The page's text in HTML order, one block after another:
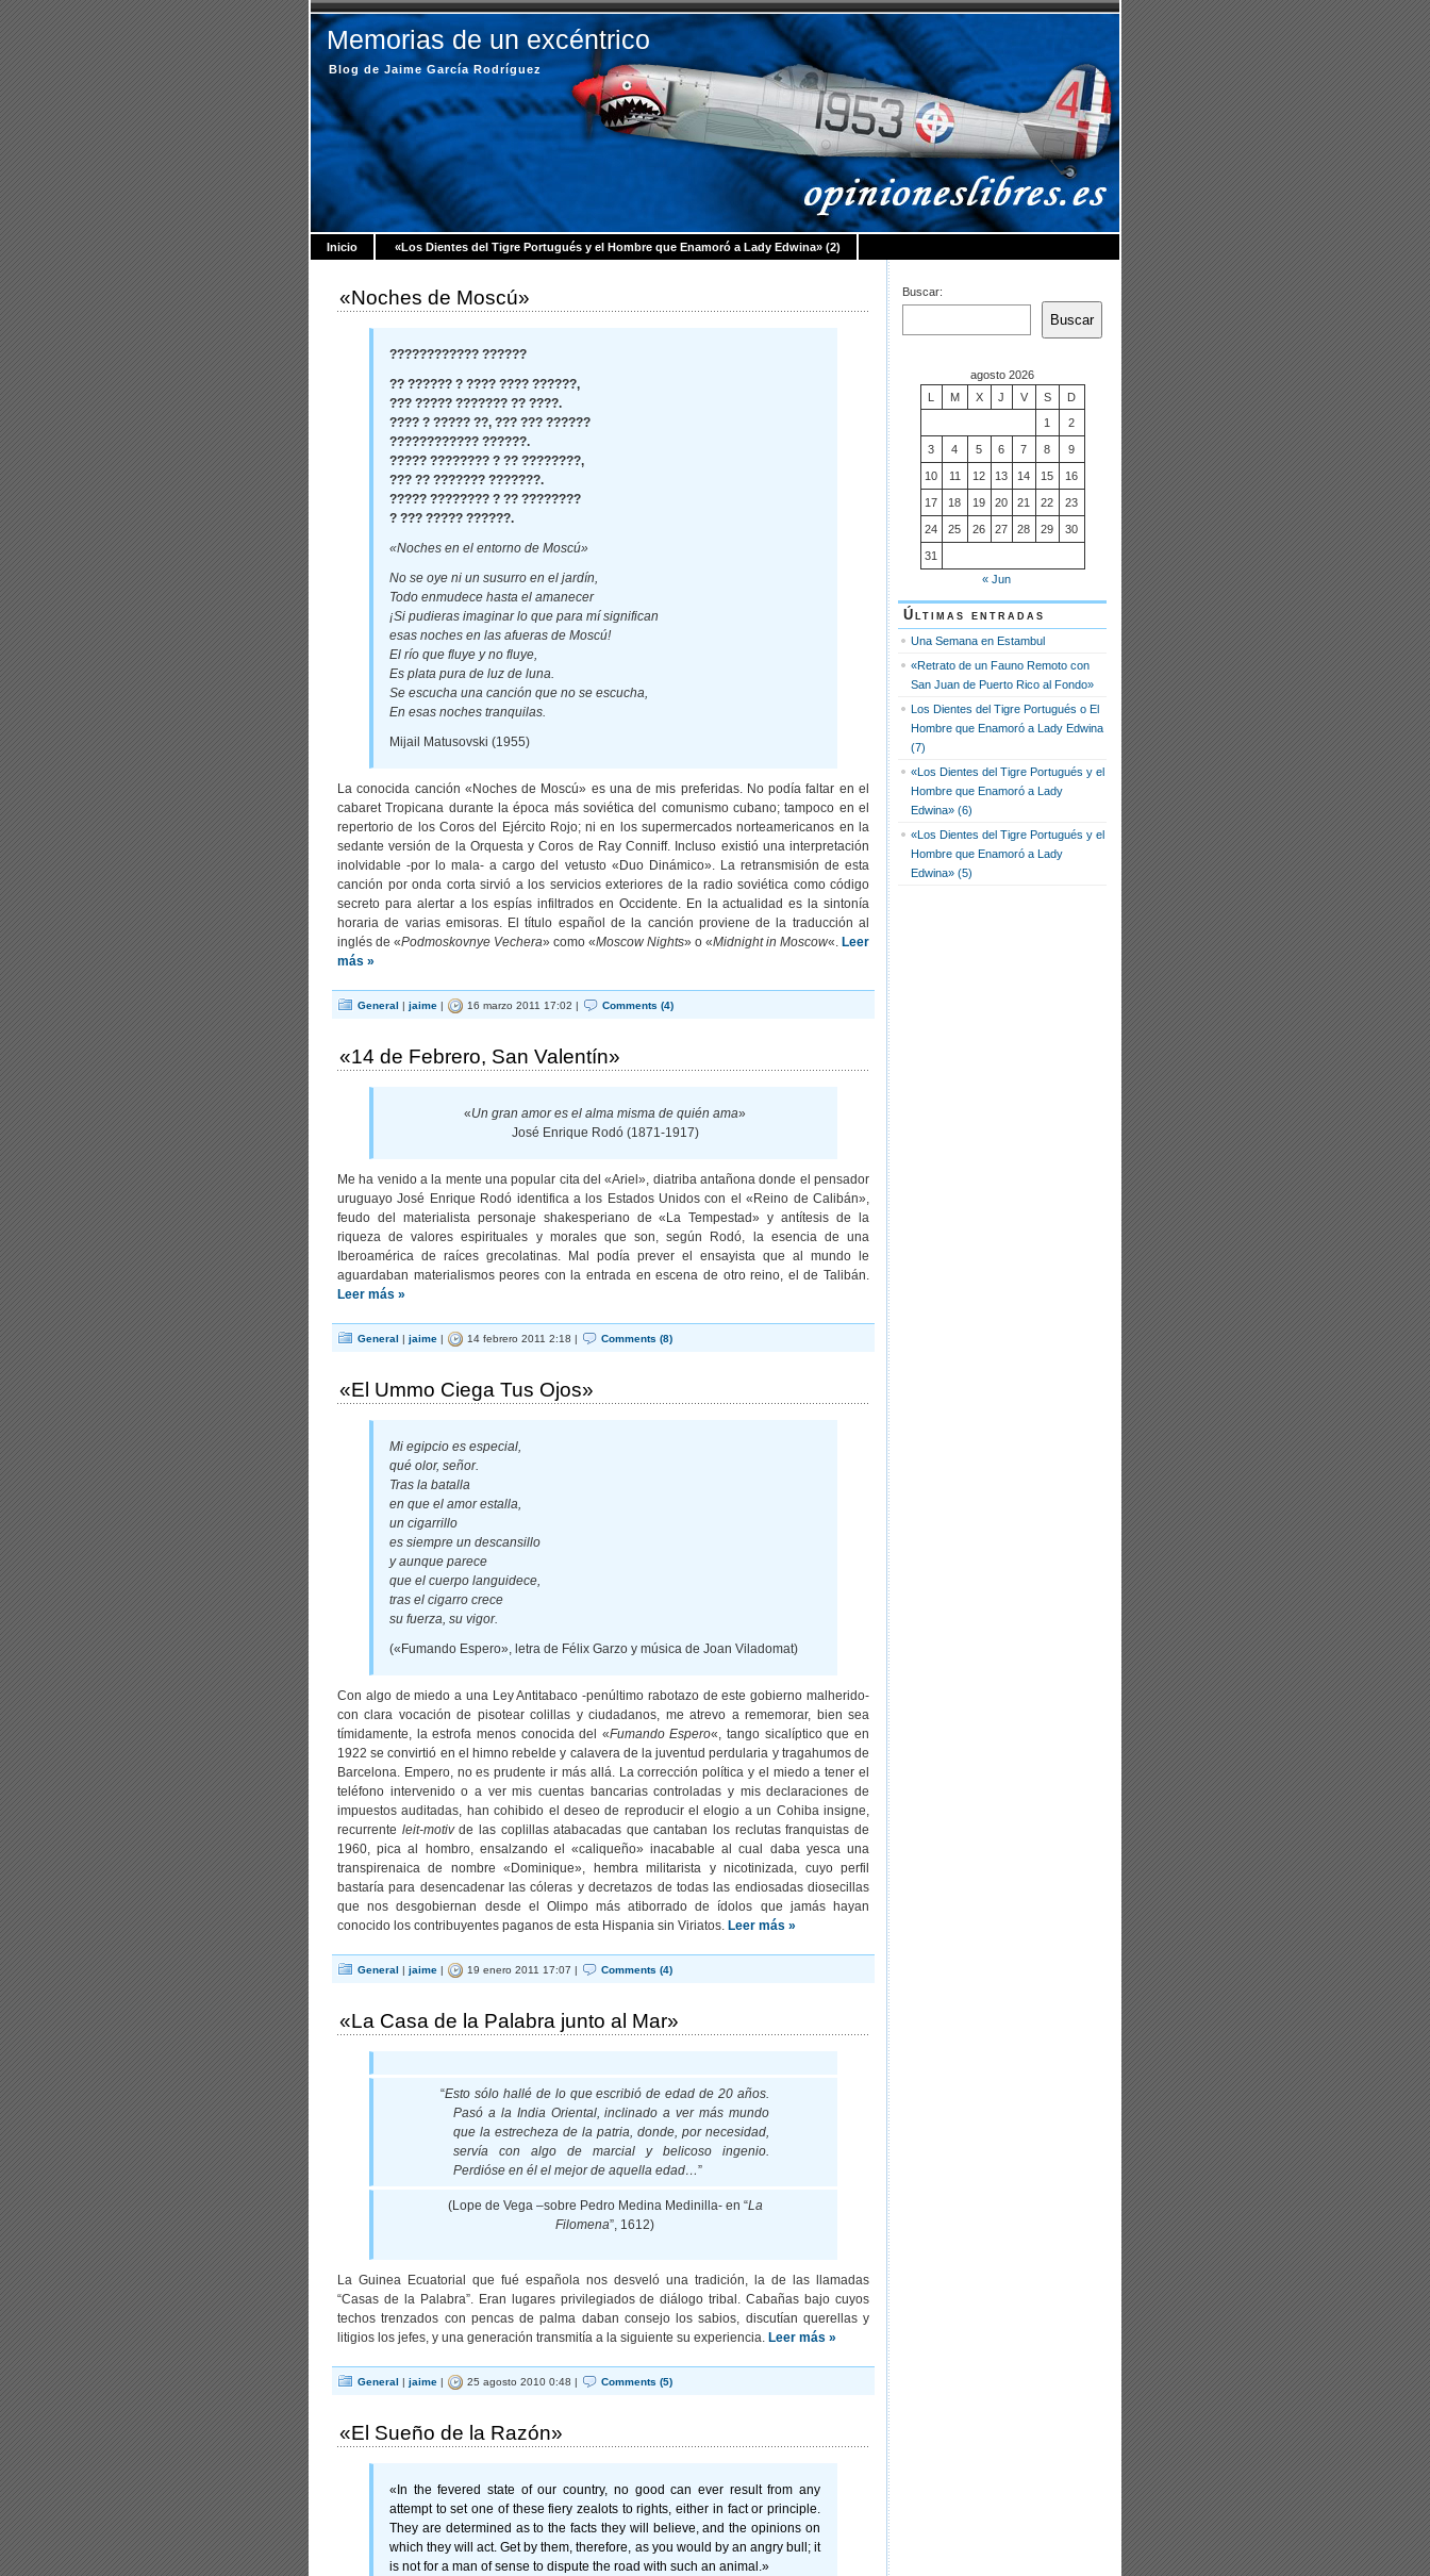
Memorias de un excéntrico
Blog de Jaime García Rodríguez
Inicio «Los Dientes del Tigre Portugués y el Hombre que Enamoró a Lady Edwina» (2)
«Noches de Moscú»
???????????? ??????
?? ?????? ? ???? ???? ??????,
??? ????? ??????? ?? ????.
???? ? ????? ??, ??? ??? ??????
???????????? ??????.
????? ???????? ? ?? ????????,
??? ?? ??????? ???????.
????? ???????? ? ?? ????????
? ??? ????? ??????.
«Noches en el entorno de Moscú»
No se oye ni un susurro en el jardín,
Todo enmudece hasta el amanecer
¡Si pudieras imaginar lo que para mí significan
esas noches en las afueras de Moscú!
El río que fluye y no fluye,
Es plata pura de luz de luna.
Se escucha una canción que no se escucha,
En esas noches tranquilas.
Mijail Matusovski (1955)
La conocida canción «Noches de Moscú» es una de mis preferidas. No podía faltar en el
cabaret Tropicana durante la época más soviética del comunismo cubano; tampoco en el
repertorio de los Coros del Ejército Rojo; ni en los supermercados norteamericanos en la
sedante versión de la Orquesta y Coros de Ray Conniff. Incluso existió una interpretación
inolvidable -por lo mala- a cargo del vetusto «Duo Dinámico». La retransmisión de esta
canción por onda corta sirvió a los servicios exteriores de la radio soviética como código
secreto para alertar a los espías infiltrados en Occidente. En la actualidad es la sintonía
horaria de varias emisoras. El título español de la canción proviene de la traducción al
inglés de «Podmoskovnye Vechera» como «Moscow Nights» o «Midnight in Moscow«. Leer
más »
General | jaime | 16 marzo 2011 17:02 | Comments (4)
«14 de Febrero, San Valentín»
«Un gran amor es el alma misma de quién ama»
José Enrique Rodó (1871-1917)
Me ha venido a la mente una popular cita del «Ariel», diatriba antañona donde el pensador
uruguayo José Enrique Rodó identifica a los Estados Unidos con el «Reino de Calibán»,
feudo del materialista personaje shakesperiano de «La Tempestad» y antítesis de la
riqueza de valores espirituales y morales que son, según Rodó, la esencia de una
Iberoamérica de raíces grecolatinas. Mal podía prever el ensayista que al mundo le
aguardaban materialismos peores con la entrada en escena de otro reino, el de Talibán.
Leer más »
General | jaime | 14 febrero 2011 2:18 | Comments (8)
«El Ummo Ciega Tus Ojos»
Mi egipcio es especial,
qué olor, señor.
Tras la batalla
en que el amor estalla,
un cigarrillo
es siempre un descansillo
y aunque parece
que el cuerpo languidece,
tras el cigarro crece
su fuerza, su vigor.
(«Fumando Espero», letra de Félix Garzo y música de Joan Viladomat)
Con algo de miedo a una Ley Antitabaco -penúltimo rabotazo de este gobierno malherido-
con clara vocación de pisotear colillas y ciudadanos, me atrevo a rememorar, bien sea
tímidamente, la estrofa menos conocida del «Fumando Espero«, tango sicalíptico que en
1922 se convirtió en el himno rebelde y calavera de la juventud perdularia y tragahumos de
Barcelona. Empero, no es prudente ir más allá. La corrección política y el miedo a tener el
teléfono intervenido o a ver mis cuentas bancarias controladas y mis declaraciones de
impuestos auditadas, han cohibido el deseo de reproducir el elogio a un Cohiba insigne,
recurrente leit-motivde las coplillas atabacadas que cantaban los reclutas franquistas de
1960, pica al hombro, ensalzando el «caliqueño» inacabable al cual daba yesca una
transpirenaica de nombre «Dominique», hembra militarista y nicotinizada, cuyo perfil
bastaría para desencadenar las cóleras y decretazos de todas las endiosadas diosecillas
que nos desgobiernan desde el Olimpo más atiborrado de ídolos que jamás hayan
conocido los contribuyentes paganos de esta Hispania sin Viriatos. Leer más »
General | jaime | 19 enero 2011 17:07 | Comments (4)
«La Casa de la Palabra junto al Mar»
“Esto sólo hallé de lo que escribió de edad de 20 años.
Pasó a la India Oriental, inclinado a ver más mundo
que la estrecheza de la patria, donde, por necesidad,
servía con algo de marcial y belicoso ingenio.
Perdióse en él el mejor de aquella edad…”
(Lope de Vega –sobre Pedro Medina Medinilla- en “La
Filomena”, 1612)
La Guinea Ecuatorial que fué española nos desveló una tradición, la de las llamadas
“Casas de la Palabra”. Eran lugares privilegiados de diálogo tribal. Cabañas bajo cuyos
techos trenzados con pencas de palma daban consejo los sabios, discutían querellas y
litigios los jefes, y una generación transmitía a la siguiente su experiencia. Leer más »
General | jaime | 25 agosto 2010 0:48 | Comments (5)
«El Sueño de la Razón»
«In the fevered state of our country, no good can ever result from any
attempt to set one of these fiery zealots to rights, either in fact or principle.
They are determined as to the facts they will believe, and the opinions on
which they will act. Get by them, therefore, as you would by an angry bull; it
is not for a man of sense to dispute the road with such an animal.»
Buscar:
Buscar
agosto 2026
L
M X J V S
D
1
2
3 4 5 6 7 8 9
10 11 12 13 14 15 16
17 18 19 20 21 22 23
24 25 26 27 28 29 30
31
« Jun
Últimas entradas
Una Semana en Estambul
«Retrato de un Fauno Remoto con
San Juan de Puerto Rico al Fondo»
Los Dientes del Tigre Portugués o El
Hombre que Enamoró a Lady Edwina
(7)
«Los Dientes del Tigre Portugués y el
Hombre que Enamoró a Lady
Edwina» (6)
«Los Dientes del Tigre Portugués y el
Hombre que Enamoró a Lady
Edwina» (5)